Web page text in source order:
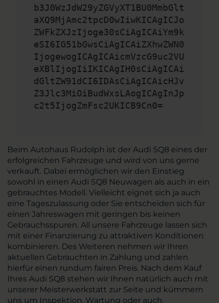
b3J0WzJdW29yZGVyXT1BU0MmbGlt
aXQ9MjAmc2tpcD0wIiwKICAgICJo
ZWFkZXJzIjoge30sCiAgICAiYm9k
eSI6IG51bGwsCiAgICAiZXhwZWN0
IjogewogICAgICAicmVzcG9uc2VU
eXBlIjogIiIKICAgIH0sCiAgICAi
dGltZW91dCI6IDAsCiAgICAicHJv
Z3Jlc3MiOiBudWxsLAogICAgInJp
c2t5IjogZmFsc2UKICB9Cn0=
Beim Autohaus Rudolph ist der Audi SQ8 eines der
erfolgreichen Fahrzeuge und wird von uns gerne
verkauft. Dabei ermöglichen wir den Einstieg
sowohl in einen Audi SQ8 Neuwagen als auch in ein
gebrauchtes Modell. Vielleicht eignet sich ja auch
eine Tageszulassung oder Sie entscheiden sich für
einen Jahreswagen mit geringen bis keinen
Gebrauchsspuren. All unsere Fahrzeuge lassen sich
mit einer Finanzierung zu attraktiven Konditionen
kombinieren. Des Weiteren nehmen wir Ihren
aktuellen Gebrauchten in Zahlung und zahlen
hierfür einen rundum fairen Preis. Nach dem Kauf
Ihres Audi SQ8 stehen wir Ihnen natürlich auch mit
unserer Meisterwerkstatt zur Seite und kümmern
uns um Inspektion, Wartung oder auch